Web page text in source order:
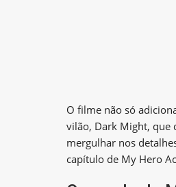
O filme não só
vilão, Dark Might, que
mergulhar nos
capítulo de My Hero